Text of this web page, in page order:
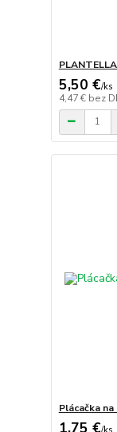
5,50 €/ks
4,47 € bez
Plácačka
1,75 €